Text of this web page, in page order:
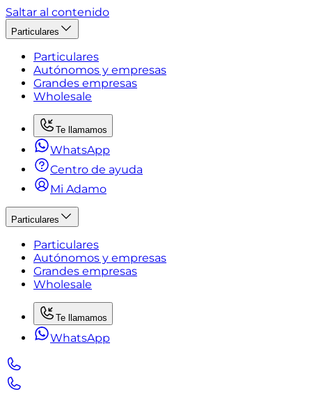
Saltar al contenido
Particulares
Particulares
Autónomos y empresas
Grandes empresas
Wholesale
Te llamamos
WhatsApp
Centro de ayuda
Mi Adamo
Particulares
Particulares
Autónomos y empresas
Grandes empresas
Wholesale
Te llamamos
WhatsApp